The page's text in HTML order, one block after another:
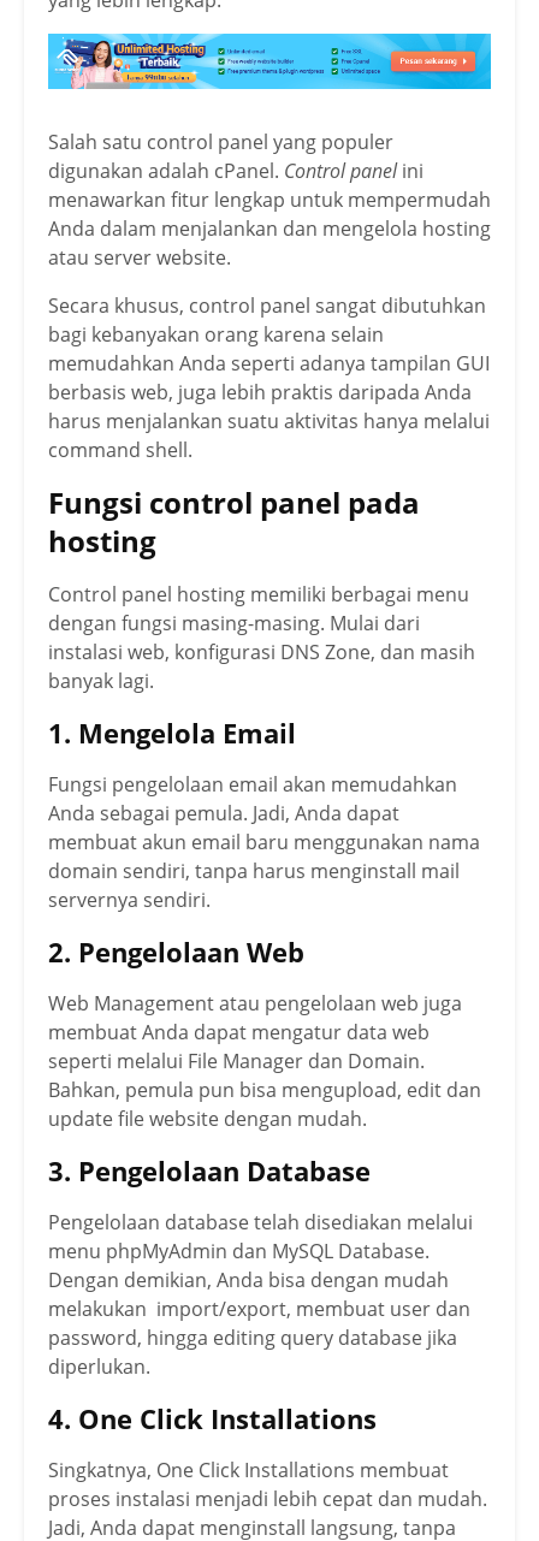
Salah satu control panel yang populer
digunakan adalah cPanel. Control panelini
menawarkan fitur lengkap untuk mempermudah
Anda dalam menjalankan dan mengelola hosting
atau server website.
Secara khusus, control panel sangat dibutuhkan
bagi kebanyakan orang karena selain
memudahkan Anda seperti adanya tampilan GUI
berbasis web, juga lebih praktis daripada Anda
harus menjalankan suatu aktivitas hanya melalui
command shell.
Fungsi control panel pada
hosting
Control panel hosting memiliki berbagai menu
dengan fungsi masing-masing. Mulai dari
instalasi web, konfigurasi DNS Zone, dan masih
banyak lagi.
1. Mengelola Email
Fungsi pengelolaan email akan memudahkan
Anda sebagai pemula. Jadi, Anda dapat
membuat akun email baru menggunakan nama
domain sendiri, tanpa harus menginstall mail
servernya sendiri.
2. Pengelolaan Web
Web Management atau pengelolaan web juga
membuat Anda dapat mengatur data web
seperti melalui File Manager dan Domain.
Bahkan, pemula pun bisa mengupload, edit dan
update file website dengan mudah.
3. Pengelolaan Database
Pengelolaan database telah disediakan melalui
menu phpMyAdmin dan MySQL Database.
Dengan demikian, Anda bisa dengan mudah
melakukan import/export, membuat user dan
password, hingga editing query database jika
diperlukan.
4. One Click Installations
Singkatnya, One Click Installations membuat
proses instalasi menjadi lebih cepat dan mudah.
Jadi, Anda dapat menginstall langsung, tanpa